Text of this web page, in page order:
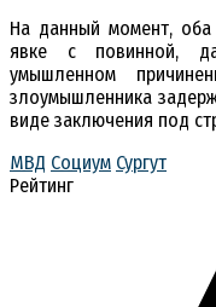
На данный момент,
явке с повинной,
умышленном
злоумышленника
виде заключения под
МВД Социум Сургут
Рейтинг